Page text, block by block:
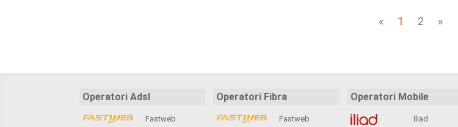
« 1 2 »
Operatori Adsl
Fastweb
Operatori Fibra
Fastweb
Operatori Mobile
Iliad